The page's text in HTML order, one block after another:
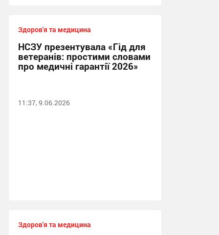
Здоров'я та медицина
НСЗУ презентувала «Гід для
ветеранів: простими словами
про медичні гарантії 2026»
11:37, 9.06.2026
Здоров'я та медицина